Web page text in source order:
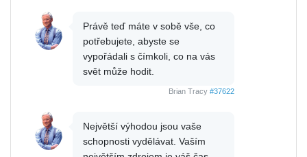
Právě teď máte v sobě vše, co
potřebujete, abyste se
vypořádali s čímkoli, co na vás
svět může hodit.
Brian Tracy #37622
Největší výhodou jsou vaše
schopnosti vydělávat. Vaším